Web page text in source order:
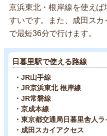
京浜東北・根岸線を使え
すいです。また、成田スカ
で最短36分で行けます。
日暮里駅で使える路線
・JR山手線
・JR京浜東北 根岸線
・JR常磐線
・京成本線
・東京都交通局日暮里舎人
・成田スカイアクセス